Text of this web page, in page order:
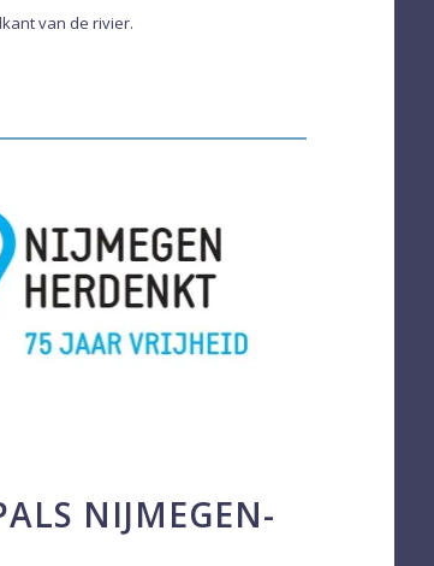
van de rivier.
NIJMEGEN-